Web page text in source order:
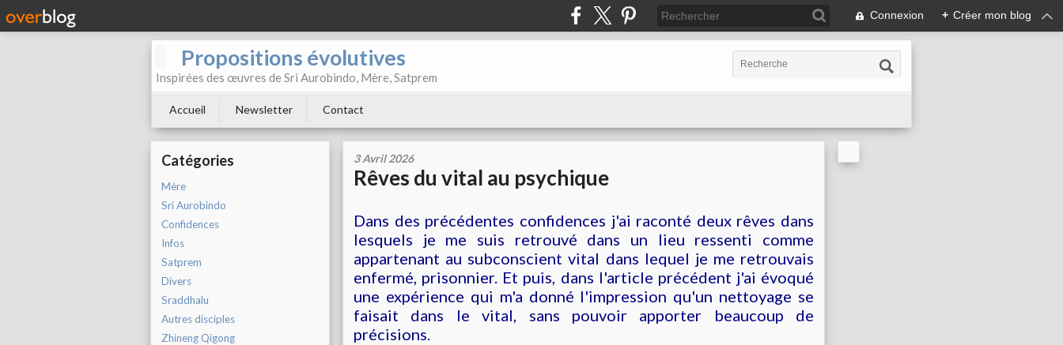
Connexion + Créer mon blog
Propositions évolutives
Inspirées des œuvres de Sri Aurobindo, Mère, Satprem
Accueil Newsletter Contact
Catégories
Mère
Sri Aurobindo
Confidences
Infos
Satprem
Divers
Sraddhalu
Autres disciples
Zhineng Qigong
3 Avril 2026
Rêves du vital au psychique
Dans des précédentes confidences j'ai raconté deux rêves dans
lesquels je me suis retrouvé dans un lieu ressenti comme
appartenant au subconscient vital dans lequel je me retrouvais
enfermé, prisonnier. Et puis, dans l'article précédent j'ai évoqué
une expérience qui m'a donné l'impression qu'un nettoyage se
faisait dans le vital, sans pouvoir apporter beaucoup de
précisions.